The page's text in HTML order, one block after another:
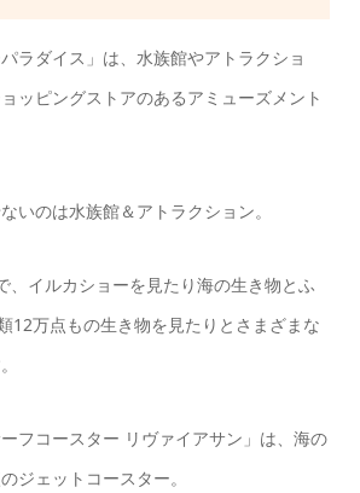
ラダイス」は、水族館やアトラクショ
ッピングストアのあるアミューズメント
いのは水族館＆アトラクション。
、イルカショーを見たり海の生き物とふ
12万点もの生き物を見たりとさまざまな
フコースター リヴァイアサン」は、海の
ジェットコースター。